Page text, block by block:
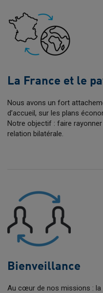
La France et le
Nous avons un fort
d’accueil, sur les plans
Notre objectif : faire
relation bilatérale.
Bienveillance
Au cœur de nos missions :